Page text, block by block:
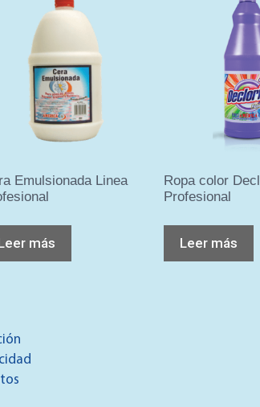
Emulsionada Linea
más
Ropa color
Profesional
Leer más